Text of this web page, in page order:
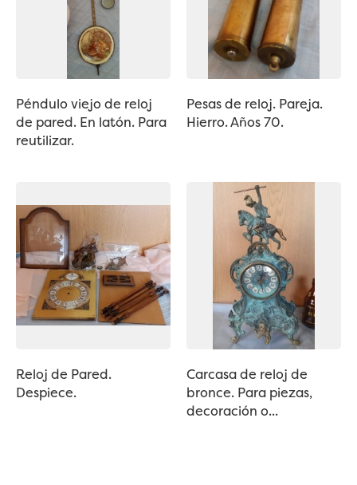
Péndulo viejo de reloj
de pared. En latón. Para
reutilizar.
Pesas de reloj. Pareja.
Hierro. Años 70.
Reloj de Pared.
Despiece.
Carcasa de reloj de
bronce. Para piezas,
decoración o...